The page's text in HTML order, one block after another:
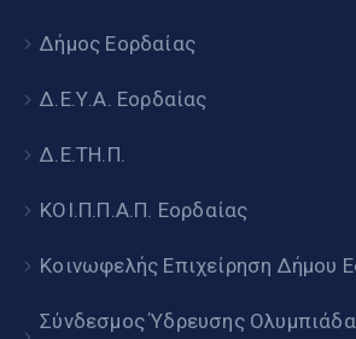
Δήμος Εορδαίας
Δ.Ε.Υ.Α. Εορδαίας
Δ.Ε.ΤΗ.Π.
ΚΟΙ.Π.Π.Α.Π. Εορδαίας
Κοινωφελής Επιχείρηση Δήμου
Σύνδεσμος Ύδρευσης